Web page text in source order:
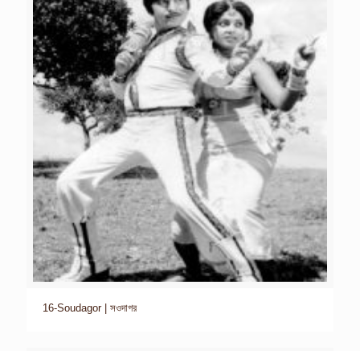
16-Soudagor | সওদাগর